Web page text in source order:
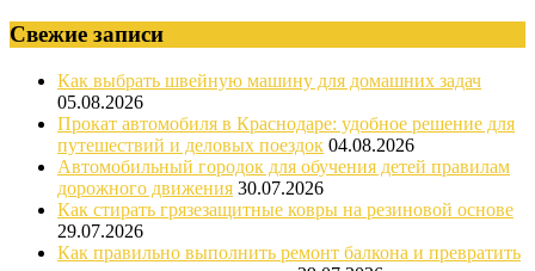
Свежие записи
Как выбрать швейную машину для домашних задач
05.08.2026
Прокат автомобиля в Краснодаре: удобное решение для
путешествий и деловых поездок 04.08.2026
Автомобильный городок для обучения детей правилам
дорожного движения 30.07.2026
Как стирать грязезащитные ковры на резиновой основе
29.07.2026
Как правильно выполнить ремонт балкона и превратить